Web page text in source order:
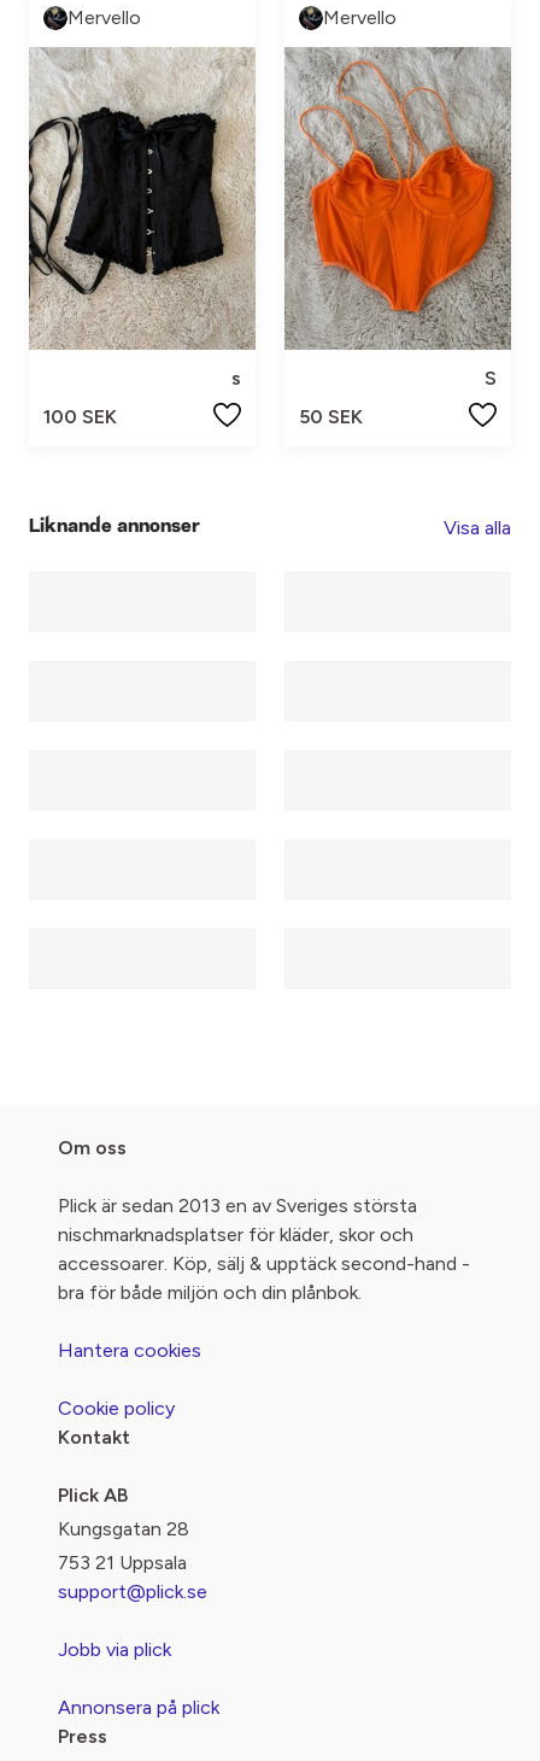
Mervello
s
100 SEK
Mervello
S
50 SEK
Liknande annonser Visa alla
Om oss
Plick är sedan 2013 en av Sveriges största
nischmarknadsplatser för kläder, skor och
accessoarer. Köp, sälj & upptäck second-hand -
bra för både miljön och din plånbok.
Hantera cookies
Cookie policy
Kontakt
Plick AB
Kungsgatan 28
753 21 Uppsala
support@plick.se
Jobb via plick
Annonsera på plick
Press